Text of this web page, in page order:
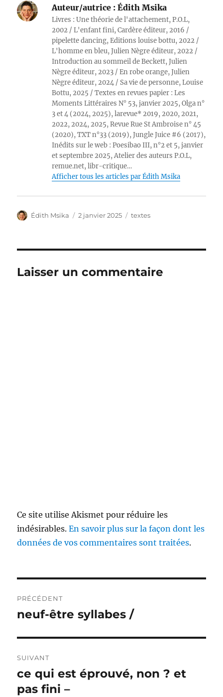
Auteur/autrice : Édith Msika
Livres : Une théorie de l'attachement, P.O.L,
2002 / L'enfant fini, Cardère éditeur, 2016 /
pipelette dancing, Editions louise bottu, 2022 /
L'homme en bleu, Julien Nègre éditeur, 2022 /
Introduction au sommeil de Beckett, Julien
Nègre éditeur, 2023 / En robe orange, Julien
Nègre éditeur, 2024 / Sa vie de personne, Louise
Bottu, 2025 / Textes en revues papier : Les
Moments Littéraires N° 53, janvier 2025, Olga n°
3 et 4 (2024, 2025), larevue* 2019, 2020, 2021,
2022, 2024, 2025, Revue Rue St Ambroise n° 45
(2020), TXT n°33 (2019), Jungle Juice #6 (2017),
Inédits sur le web : Poesibao III, n°2 et 5, janvier
et septembre 2025, Atelier des auteurs P.O.L,
remue.net, libr-critique…
Afficher tous les articles par Édith Msika
Auteur
Édith Msika
Publié
2 janvier 2025 Catégories
textes
Laisser un commentaire
Ce site utilise Akismet pour réduire les
indésirables.En savoir plus sur la façon dont les
données de vos commentaires sont traitées.
de
PRÉCÉDENT
Publication
neuf-être syllabes /
SUIVANT
Publication
suivante :
ce qui est éprouvé, non ? et
pas fini –